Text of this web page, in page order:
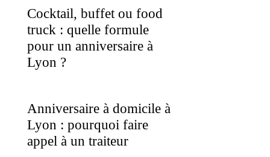
Cocktail, buffet ou food
truck : quelle formule
pour un anniversaire à
Lyon ?
Anniversaire à domicile à
Lyon : pourquoi faire
appel à un traiteur